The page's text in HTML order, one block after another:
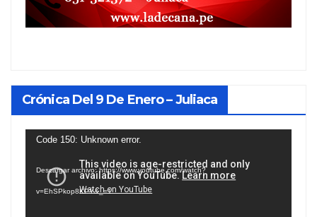
Crónica Del 9 De Enero – Juliaca
Reproductor
vídeo
Code 150: Unknown error.
Descargar archivo: https://www.youtube.com/watch?
v=EhSPkop8KPY&_=1